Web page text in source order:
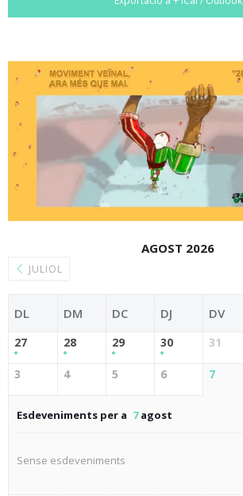
JULIOL
AGOST 2026
DL DM DC DJ DV
27 28 29 30 31
3 4 5 6 7
Esdeveniments per a 7agost
Sense esdeveniments